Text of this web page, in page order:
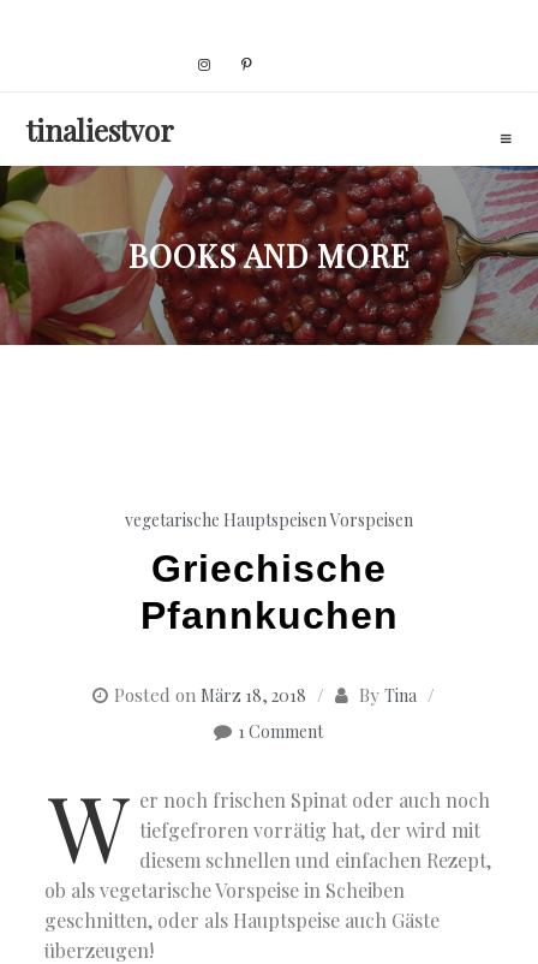
tinaliestvor
BOOKS AND MORE
vegetarische Hauptspeisen Vorspeisen
Griechische
Pfannkuchen
Posted on März 18, 2018 By Tina
1 Comment
W er noch frischen Spinat oder auch noch
tiefgefroren vorrätig hat, der wird mit
diesem schnellen und einfachen Rezept,
ob als vegetarische Vorspeise in Scheiben
geschnitten, oder als Hauptspeise auch Gäste
überzeugen!